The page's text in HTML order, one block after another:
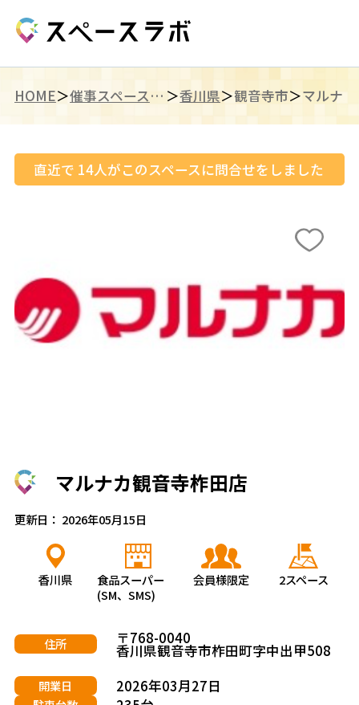
HOME 催事スペース（四国） 香川県 観音寺市
直近で 14人がこのスペースに問合せをしました
マルナカ観音寺柞田店
更新日： 2026年05月15日
香川県
食品スーパー
(SM、SMS)
会員様限定 2スペース
住所 〒768-0040
香川県観音寺市柞田町字中出甲508
開業日 2026年03月27日